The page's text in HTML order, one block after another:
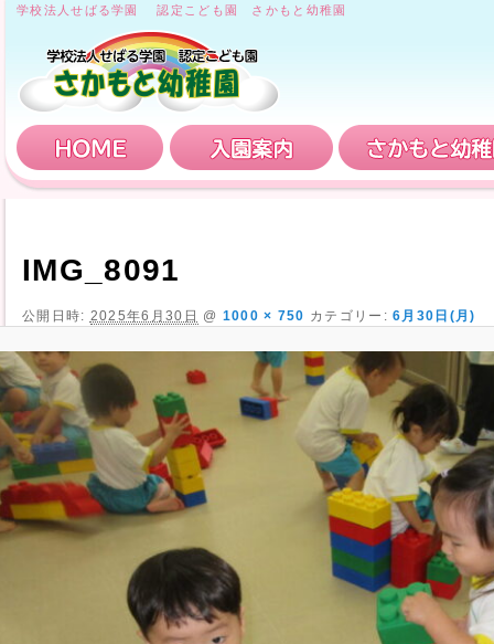
学校法人せばる学園 認定こども園 さかもと幼稚園
HOME 入園案内
IMG_8091
公開日時: 2025年6月30日 @ 1000 × 750 カテゴリー:6月30日(月)